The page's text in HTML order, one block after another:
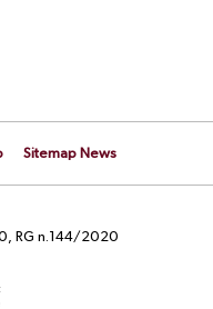
Sitemap News
RG n.144/2020